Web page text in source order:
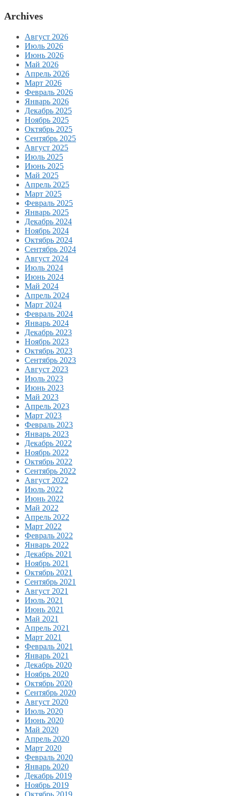
Archives
Август 2026
Июль 2026
Июнь 2026
Май 2026
Апрель 2026
Март 2026
Февраль 2026
Январь 2026
Декабрь 2025
Ноябрь 2025
Октябрь 2025
Сентябрь 2025
Август 2025
Июль 2025
Июнь 2025
Май 2025
Апрель 2025
Март 2025
Февраль 2025
Январь 2025
Декабрь 2024
Ноябрь 2024
Октябрь 2024
Сентябрь 2024
Август 2024
Июль 2024
Июнь 2024
Май 2024
Апрель 2024
Март 2024
Февраль 2024
Январь 2024
Декабрь 2023
Ноябрь 2023
Октябрь 2023
Сентябрь 2023
Август 2023
Июль 2023
Июнь 2023
Май 2023
Апрель 2023
Март 2023
Февраль 2023
Январь 2023
Декабрь 2022
Ноябрь 2022
Октябрь 2022
Сентябрь 2022
Август 2022
Июль 2022
Июнь 2022
Май 2022
Апрель 2022
Март 2022
Февраль 2022
Январь 2022
Декабрь 2021
Ноябрь 2021
Октябрь 2021
Сентябрь 2021
Август 2021
Июль 2021
Июнь 2021
Май 2021
Апрель 2021
Март 2021
Февраль 2021
Январь 2021
Декабрь 2020
Ноябрь 2020
Октябрь 2020
Сентябрь 2020
Август 2020
Июль 2020
Июнь 2020
Май 2020
Апрель 2020
Март 2020
Февраль 2020
Январь 2020
Декабрь 2019
Ноябрь 2019
Октябрь 2019